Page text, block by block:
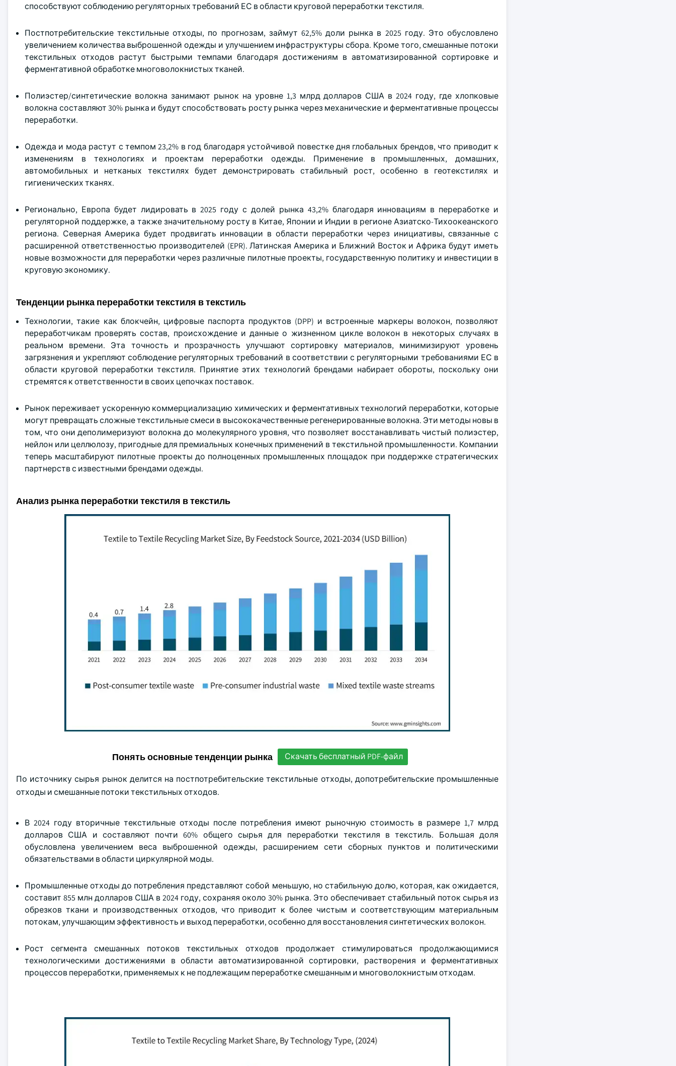
способствуют соблюдению регуляторных требований ЕС в области круговой переработки текстиля.
Постпотребительские текстильные отходы, по прогнозам, займут 62,5% доли рынка в 2025 году. Это обусловлено
увеличением количества выброшенной одежды и улучшением инфраструктуры сбора. Кроме того, смешанные потоки
текстильных отходов растут быстрыми темпами благодаря достижениям в автоматизированной сортировке и
ферментативной обработке многоволокнистых тканей.
Полиэстер/синтетические волокна занимают рынок на уровне 1,3 млрд долларов США в 2024 году, где хлопковые
волокна составляют 30% рынка и будут способствовать росту рынка через механические и ферментативные процессы
переработки.
Одежда и мода растут с темпом 23,2% в год благодаря устойчивой повестке дня глобальных брендов, что приводит к
изменениям в технологиях и проектам переработки одежды. Применение в промышленных, домашних,
автомобильных и нетканых текстилях будет демонстрировать стабильный рост, особенно в геотекстилях и
гигиенических тканях.
Регионально, Европа будет лидировать в 2025 году с долей рынка 43,2% благодаря инновациям в переработке и
регуляторной поддержке, а также значительному росту в Китае, Японии и Индии в регионе Азиатско-Тихоокеанского
региона. Северная Америка будет продвигать инновации в области переработки через инициативы, связанные с
расширенной ответственностью производителей (EPR). Латинская Америка и Ближний Восток и Африка будут иметь
новые возможности для переработки через различные пилотные проекты, государственную политику и инвестиции в
круговую экономику.
Тенденции рынка переработки текстиля в текстиль
Технологии, такие как блокчейн, цифровые паспорта продуктов (DPP) и встроенные маркеры волокон, позволяют
переработчикам проверять состав, происхождение и данные о жизненном цикле волокон в некоторых случаях в
реальном времени. Эта точность и прозрачность улучшают сортировку материалов, минимизируют уровень
загрязнения и укрепляют соблюдение регуляторных требований в соответствии с регуляторными требованиями ЕС в
области круговой переработки текстиля. Принятие этих технологий брендами набирает обороты, поскольку они
стремятся к ответственности в своих цепочках поставок.
Рынок переживает ускоренную коммерциализацию химических и ферментативных технологий переработки, которые
могут превращать сложные текстильные смеси в высококачественные регенерированные волокна. Эти методы новы в
том, что они деполимеризуют волокна до молекулярного уровня, что позволяет восстанавливать чистый полиэстер,
нейлон или целлюлозу, пригодные для премиальных конечных применений в текстильной промышленности. Компании
теперь масштабируют пилотные проекты до полноценных промышленных площадок при поддержке стратегических
партнерств с известными брендами одежды.
Анализ рынка переработки текстиля в текстиль
Понять основные тенденции рынка Скачать бесплатный PDF-файл
По источнику сырья рынок делится на постпотребительские текстильные отходы, допотребительские промышленные
отходы и смешанные потоки текстильных отходов.
В 2024 году вторичные текстильные отходы после потребления имеют рыночную стоимость в размере 1,7 млрд
долларов США и составляют почти 60% общего сырья для переработки текстиля в текстиль. Большая доля
обусловлена увеличением веса выброшенной одежды, расширением сети сборных пунктов и политическими
обязательствами в области циркулярной моды.
Промышленные отходы до потребления представляют собой меньшую, но стабильную долю, которая, как ожидается,
составит 855 млн долларов США в 2024 году, сохраняя около 30% рынка. Это обеспечивает стабильный поток сырья из
обрезков ткани и производственных отходов, что приводит к более чистым и соответствующим материальным
потокам, улучшающим эффективность и выход переработки, особенно для восстановления синтетических волокон.
Рост сегмента смешанных потоков текстильных отходов продолжает стимулироваться продолжающимися
технологическими достижениями в области автоматизированной сортировки, растворения и ферментативных
процессов переработки, применяемых к не подлежащим переработке смешанным и многоволокнистым отходам.